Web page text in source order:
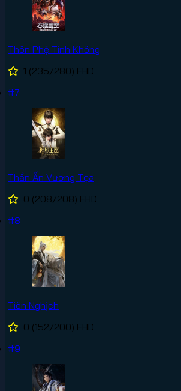
Thôn Phệ Tinh Không
1 (235/280) FHD
#7
Thần Ấn Vương Tọa
0 (208/208) FHD
#8
Tiên Nghịch
0 (152/200) FHD
#9